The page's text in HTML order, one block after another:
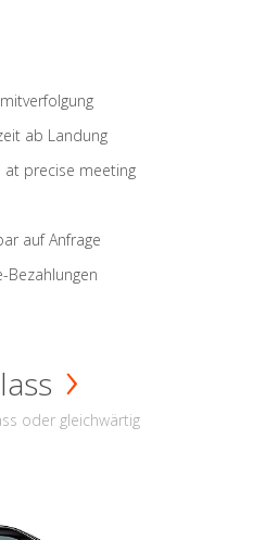
ab Landung
at precise meeting
auf Anfrage
Bezahlungen
oder gleichwärtig